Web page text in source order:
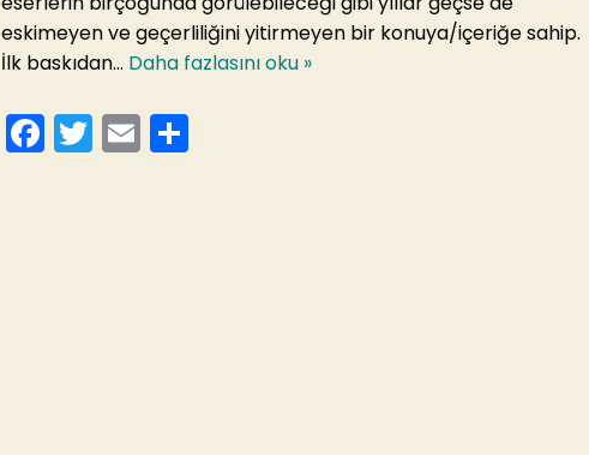
eskimeyen ve geçerliliğini yitirmeyen bir konuya/içeriğe sahip.
İlk baskıdan… Daha fazlasını oku »
F
a
T
w
E
m